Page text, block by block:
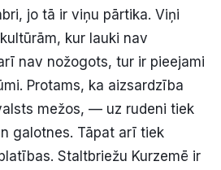
mums
Kontakti
jo tā ir viņu pārtika. Viņi
kur lauki nav
nav nožogots, tur ir pieejami
Protams, ka aizsardzība
mežos, — uz rudeni tiek
galotnes. Tāpat arī tiek
Staltbriežu Kurzemē ir